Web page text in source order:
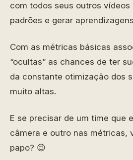
com todos seus outros vídeos
padrões e gerar
Com as métricas básicas
“ocultas” as chances de ter
da constante otimização dos
muito altas.
E se precisar de um time que
câmera e outro nas métricas,
papo? 😉